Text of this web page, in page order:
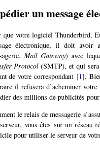
un message
que votre logiciel Thunderbird,
électronique, il doit avoir
Mail Gateway) avec
Protocol (SMTP), et qui sera
de votre correspondant [1].
il refusera d’acheminer
des millions de publicités
le relais de messagerie
vous êtes sur un réseau
pour utiliser le serveur de